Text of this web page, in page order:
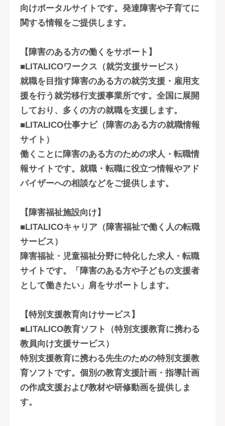
向けポータルサイトです。発達障害や子育てに
関する情報をご提供します。
【障害のある方の働くをサポート】
■LITALICOワークス（就労支援サービス）
就職を目指す障害のある方の就労支援・雇用支
援を行う就労移行支援事業所です。全国に展開
しており、多くの方の就職を支援します。
■LITALICO仕事ナビ（障害のある方の就職情報
サイト）
働くことに障害のある方のための求人・転職情
報サイトです。就職・転職に役立つ情報やアド
バイザーへの相談などをご提供します。
【障害福祉施設向け】
■LITALICOキャリア（障害福祉で働く人の転職
サービス）
障害福祉・児童福祉分野に特化した求人・転職
サイトです。「障害のある方や子どもの支援者
として働きたい」肩をサポートします。
【特別支援教育向けサービス】
■LITALICO教育ソフト（特別支援教育に携わる
教員向け支援サービス）
特別支援教育に携わる先生のための特別支援教
育ソフトです。個別の教育支援計画・指導計画
の作成支援および教材や研修動画を提供しま
す。